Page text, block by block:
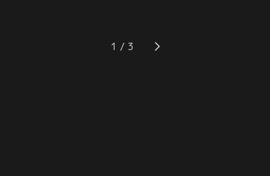
を認める。そんなシンの変化を見
て、レノはシンへの恋を自覚して結
や魔族たちによる、混血へのさらな
る迫害が行われていた。アノスは彼
1